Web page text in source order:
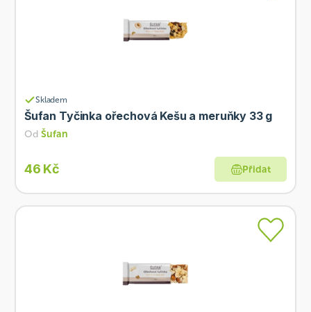
Skladem
Šufan Tyčinka ořechová Kešu a meruňky 33 g
Od Šufan
46 Kč Přidat